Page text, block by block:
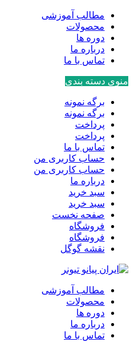
مطالب آموزشی
محصولات
دوره ها
درباره ما
تماس با ما
منوی دسته بندی
برگه نمونه
برگه نمونه
پرداخت
پرداخت
تماس با ما
حساب کاربری من
حساب کاربری من
درباره ما
سبد خرید
سبد خرید
صفحه نخست
فروشگاه
فروشگاه
نقشه گوگل
مطالب آموزشی
محصولات
دوره ها
درباره ما
تماس با ما